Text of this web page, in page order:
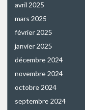
avril 2025
mars 2025
février 2025
janvier 2025
décembre 2024
novembre 2024
octobre 2024
septembre 2024